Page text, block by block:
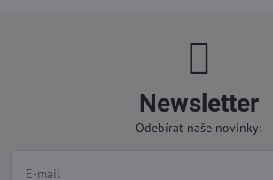
Newsletter
Odebírat naše novinky: